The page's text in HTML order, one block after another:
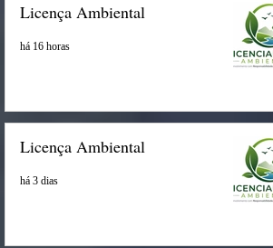
Licença Ambiental
há 16 horas
Licença Ambiental
há 3 dias